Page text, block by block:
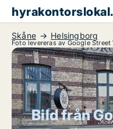
Skåne Helsingborg
Foto levereras av Google
Bild från